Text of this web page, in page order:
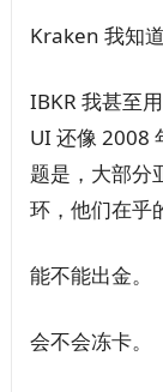
Kraken 我知道
IBKR 我甚至
UI 还像 2008
题是，大部分
环，他们在乎
能不能出金。
会不会冻卡。